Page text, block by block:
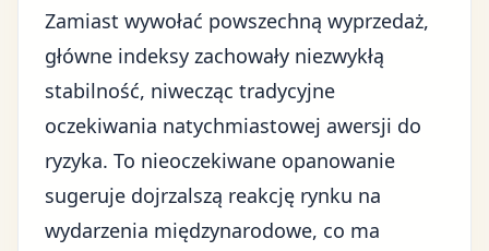
Zamiast wywołać powszechną wyprzedaż,
główne indeksy zachowały niezwykłą
stabilność, niwecząc tradycyjne
oczekiwania natychmiastowej awersji do
ryzyka. To nieoczekiwane opanowanie
sugeruje dojrzalszą reakcję rynku na
wydarzenia międzynarodowe, co ma